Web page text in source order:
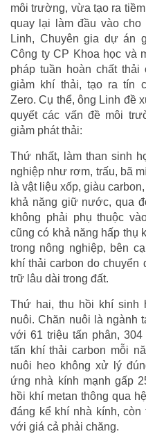
môi trường, vừa tạo ra
quay lại làm đầu vào cho
Linh, Chuyên gia dự án
Công ty CP Khoa học và
pháp tuần hoàn chất
giảm khí thải, tạo ra tín
Zero. Cụ thể, ông Linh đề
quyết các vấn đề môi
giảm phát thải:
Thứ nhất, làm than sinh
nghiệp như rơm, trấu, bã
là vật liệu xốp, giàu
khả năng giữ nước, qua
không phải phụ thuộc
cũng có khả năng hấp thụ
trong nông nghiệp, bên
khí thải carbon do
trữ lâu dài trong đất.
Thứ hai, thu hồi khí sinh
nuôi. Chăn nuôi là ngành
với 61 triệu tấn phân,
tấn khí thải carbon mỗi
nuôi heo không xử lý
ứng nhà kính mạnh gấp
hồi khí metan thông qua
đáng kể khí nhà kính,
với giá cả phải chăng.